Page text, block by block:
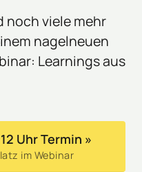
noch viele mehr
nagelneuen
Learnings aus
Uhr Termin »
im Webinar